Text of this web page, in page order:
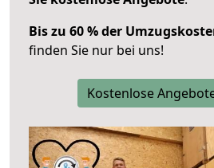
Bis zu 60 % der
finden Sie nur bei uns!
Kostenlose